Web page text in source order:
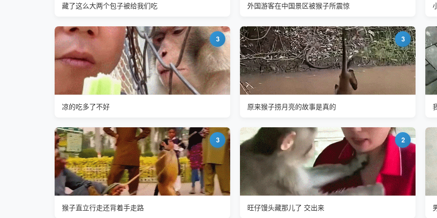
藏了这么大两个包子被给我们吃 外国游客在中国景区被猴子所震惊
3
凉的吃多了不好
3
原来猴子捞月亮的故事是真的
3
猴子直立行走还背着手走路
2
旺仔馒头藏那儿了 交出来